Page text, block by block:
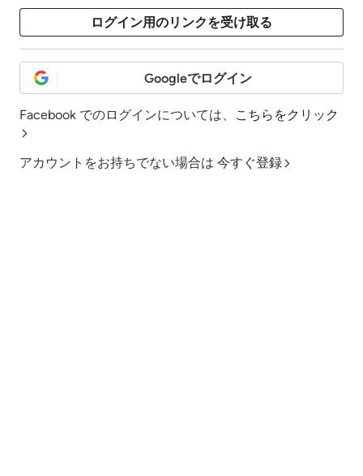
Googleでログイン
Facebook でのログインについては、 こちらをクリック
アカウントをお持ちでない場合は 今すぐ登録